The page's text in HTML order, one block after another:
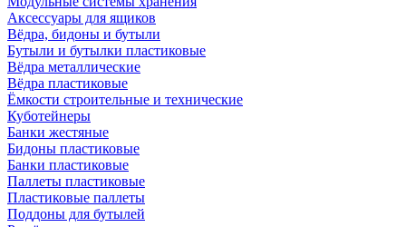
Аксессуары для ящиков
Вёдра, бидоны и бутыли
Бутыли и бутылки пластиковые
Вёдра металлические
Вёдра пластиковые
Ёмкости строительные и технические
Куботейнеры
Банки жестяные
Бидоны пластиковые
Банки пластиковые
Паллеты пластиковые
Пластиковые паллеты
Поддоны для бутылей